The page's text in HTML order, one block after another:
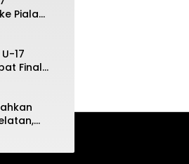
Piala
2025
17
Final
Piala